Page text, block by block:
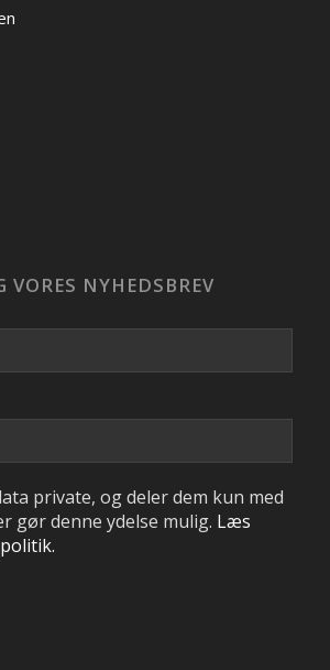
NYHEDSBREV
private, og deler dem kun med
gør denne ydelse mulig. Læs